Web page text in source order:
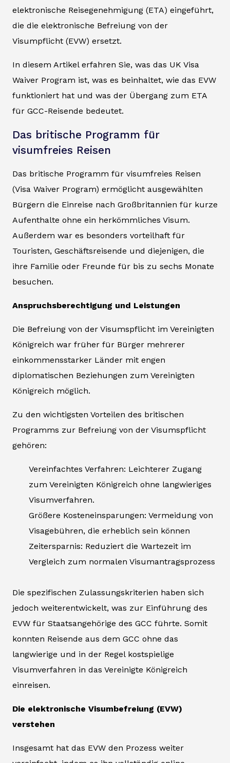
elektronische Reisegenehmigung (ETA) eingeführt,
die die elektronische Befreiung von der
Visumpflicht (EVW) ersetzt.
In diesem Artikel erfahren Sie, was das UK Visa
Waiver Program ist, was es beinhaltet, wie das EVW
funktioniert hat und was der Übergang zum ETA
für GCC-Reisende bedeutet.
Das britische Programm für
visumfreies Reisen
Das britische Programm für visumfreies Reisen
(Visa Waiver Program) ermöglicht ausgewählten
Bürgern die Einreise nach Großbritannien für kurze
Aufenthalte ohne ein herkömmliches Visum.
Außerdem war es besonders vorteilhaft für
Touristen, Geschäftsreisende und diejenigen, die
ihre Familie oder Freunde für bis zu sechs Monate
besuchen.
Anspruchsberechtigung und Leistungen
Die Befreiung von der Visumspflicht im Vereinigten
Königreich war früher für Bürger mehrerer
einkommensstarker Länder mit engen
diplomatischen Beziehungen zum Vereinigten
Königreich möglich.
Zu den wichtigsten Vorteilen des britischen
Programms zur Befreiung von der Visumspflicht
gehören:
Vereinfachtes Verfahren: Leichterer Zugang
zum Vereinigten Königreich ohne langwieriges
Visumverfahren.
Größere Kosteneinsparungen: Vermeidung von
Visagebühren, die erheblich sein können
Zeitersparnis: Reduziert die Wartezeit im
Vergleich zum normalen Visumantragsprozess
Die spezifischen Zulassungskriterien haben sich
jedoch weiterentwickelt, was zur Einführung des
EVW für Staatsangehörige des GCC führte. Somit
konnten Reisende aus dem GCC ohne das
langwierige und in der Regel kostspielige
Visumverfahren in das Vereinigte Königreich
einreisen.
Die elektronische Visumbefreiung (EVW)
verstehen
Insgesamt hat das EVW den Prozess weiter